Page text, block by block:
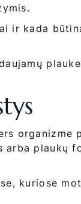
ir kada
organizme
arba plaukų
kuriose